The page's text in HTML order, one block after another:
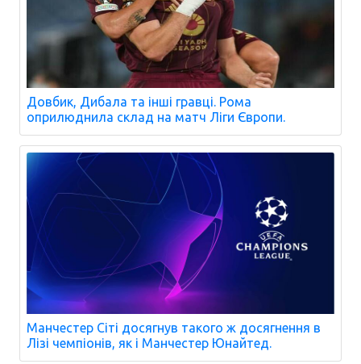
Довбик, Дибала та інші гравці. Рома
оприлюднила склад на матч Ліги Європи.
Манчестер Сіті досягнув такого ж досягнення в
Лізі чемпіонів, як і Манчестер Юнайтед.